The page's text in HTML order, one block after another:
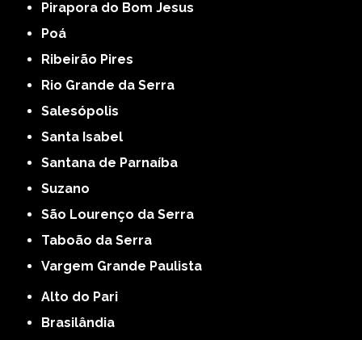
Pirapora do Bom Jesus
Poá
Ribeirão Pires
Rio Grande da Serra
Salesópolis
Santa Isabel
Santana de Parnaíba
Suzano
São Lourenço da Serra
Taboão da Serra
Vargem Grande Paulista
Alto do Pari
Brasilândia